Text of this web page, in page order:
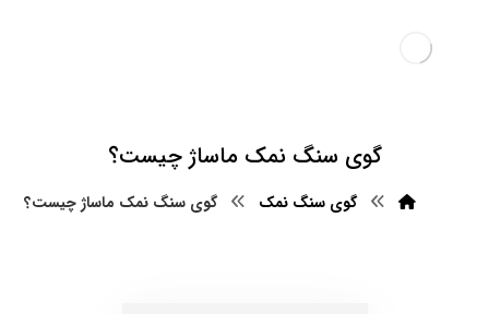
گوی سنگ نمک ماساژ چیست؟
گوی سنگ نمک گوی سنگ نمک ماساژ چیست؟